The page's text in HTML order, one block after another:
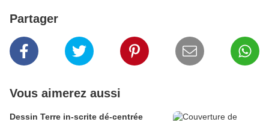
Partager
Vous aimerez aussi
Dessin Terre in-scrite dé-centrée